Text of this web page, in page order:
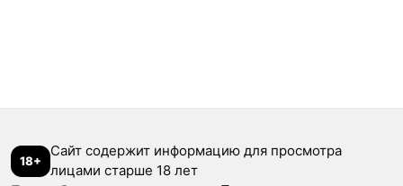
18+
Сайт содержит информацию для просмотра
лицами старше 18 лет